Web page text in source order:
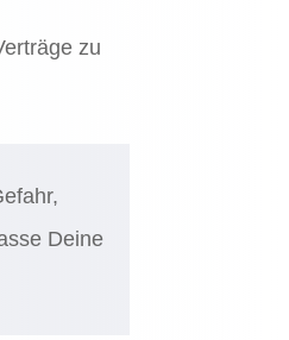
zu
Deine